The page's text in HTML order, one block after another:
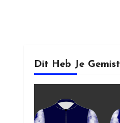
Dit Heb Je Gemist